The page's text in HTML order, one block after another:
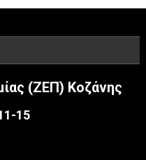
(ΖΕΠ) Κοζάνης
15